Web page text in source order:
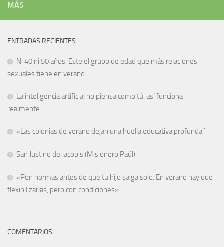
MÁS
ENTRADAS RECIENTES
Ni 40 ni 50 años: Este el grupo de edad que más relaciones
sexuales tiene en verano
La inteligencia artificial no piensa como tú: así funciona
realmente
«Las colonias de verano dejan una huella educativa profunda”
San Justino de Jacobis (Misionero Paúl)
«Pon normas antes de que tu hijo salga solo. En verano hay que
flexibilizarlas, pero con condiciones»
COMENTARIOS